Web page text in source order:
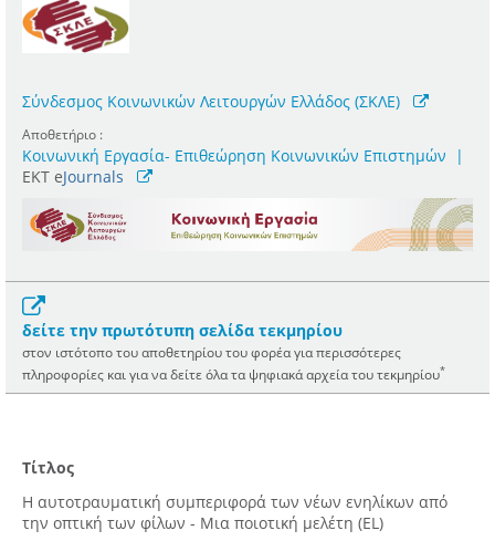
Σύνδεσμος Κοινωνικών Λειτουργών Ελλάδος (ΣΚΛΕ)
Αποθετήριο :
Κοινωνική Εργασία- Επιθεώρηση Κοινωνικών Επιστημών
|
ΕΚΤ eJournals
δείτε την πρωτότυπη σελίδα τεκμηρίου
στον ιστότοπο του αποθετηρίου του φορέα για περισσότερες
πληροφορίες και για να δείτε όλα τα ψηφιακά αρχεία του τεκμηρίου*
Τίτλος
Η αυτοτραυματική συμπεριφορά των νέων ενηλίκων από
την οπτική των φίλων - Μια ποιοτική μελέτη (EL)